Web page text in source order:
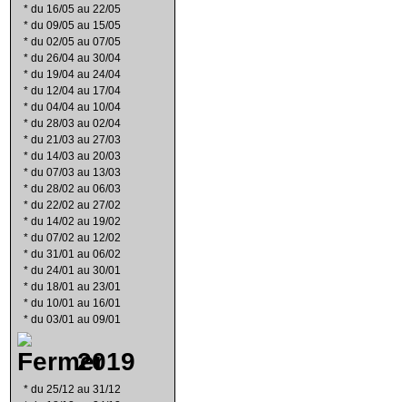
* du 16/05 au 22/05
* du 09/05 au 15/05
* du 02/05 au 07/05
* du 26/04 au 30/04
* du 19/04 au 24/04
* du 12/04 au 17/04
* du 04/04 au 10/04
* du 28/03 au 02/04
* du 21/03 au 27/03
* du 14/03 au 20/03
* du 07/03 au 13/03
* du 28/02 au 06/03
* du 22/02 au 27/02
* du 14/02 au 19/02
* du 07/02 au 12/02
* du 31/01 au 06/02
* du 24/01 au 30/01
* du 18/01 au 23/01
* du 10/01 au 16/01
* du 03/01 au 09/01
2019
* du 25/12 au 31/12